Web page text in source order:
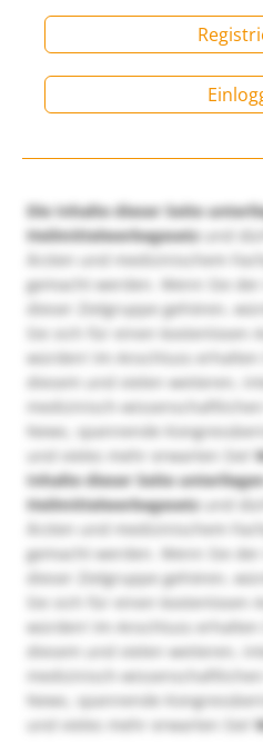
Die Inhalte dieser Seite
Heilmittelwerbegesetzund
Ärzten und medizinischem
gemacht werden. Wenn Sie
dieser Zielgruppe gehören,
Sie sich für einen kostenlosen
würden! Im Anschluss erhalten
diesem und vielen weiteren,
medizinisch-
News, spannende
und vieles mehr erwarten Sie!
Inhalte dieser Seite
Heilmittelwerbegesetzund
Ärzten und medizinischem
gemacht werden. Wenn Sie
dieser Zielgruppe gehören,
Sie sich für einen kostenlosen
würden! Im Anschluss erhalten
diesem und vielen weiteren,
medizinisch-
News, spannende
und vieles mehr erwarten Sie!